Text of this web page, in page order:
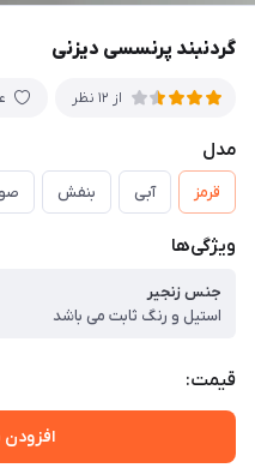
گردنبند پرنسسی دیزنی
از 12 نظر
مدل
قرمز آبی بنفش
ویژگی‌ها
جنس زنجیر
استیل و رنگ ثابت می باشد
قیمت: